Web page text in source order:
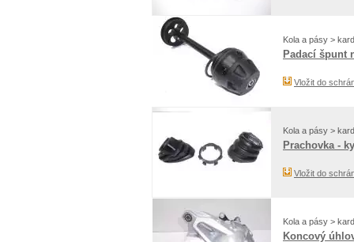
Kola a pásy >
Padací špunt
Vložit do
Kola a pásy >
Prachovka -
Vložit do
Kola a pásy >
Koncový